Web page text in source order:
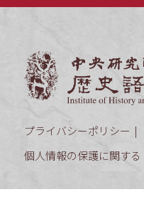
プライバシーポリシー
個人情報の保護に関する